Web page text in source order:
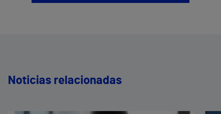
Noticias relacionadas